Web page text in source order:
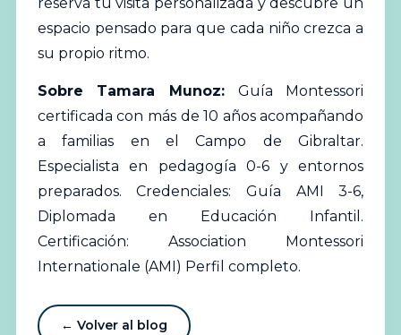
espacio pensado para que cada niño crezca a
su propio ritmo.
Sobre Tamara Munoz: Guía Montessori
certificada con más de 10 años acompañando
a familias en el Campo de Gibraltar.
Especialista en pedagogía 0-6 y entornos
preparados. Credenciales: Guía AMI 3-6,
Diplomada en Educación Infantil .
Certificación: Association Montessori
Internationale (AMI) Perfil completo.
← Volver al blog